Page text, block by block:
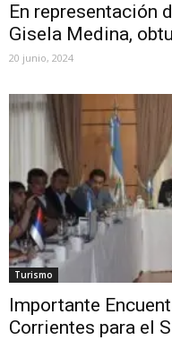
En representación
Gisela Medina,
20 junio, 2024
Turismo
Importante
Corrientes para el